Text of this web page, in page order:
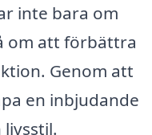
inte bara om
om att förbättra
Genom att
en inbjudande